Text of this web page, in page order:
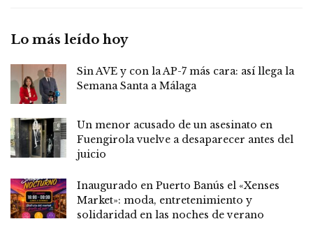
Lo más leído hoy
Sin AVE y con la AP-7 más cara: así llega la
Semana Santa a Málaga
Un menor acusado de un asesinato en
Fuengirola vuelve a desaparecer antes del
juicio
Inaugurado en Puerto Banús el «Xenses
Market»: moda, entretenimiento y
solidaridad en las noches de verano